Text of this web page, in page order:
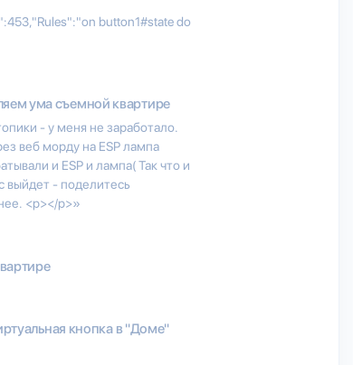
button1#state do
ума съемной квартире
- у меня не заработало.
веб морду на ESP лампа
и ESP и лампа( Так что и
выйдет - поделитесь
<p></p>»
кнопка в "Доме"